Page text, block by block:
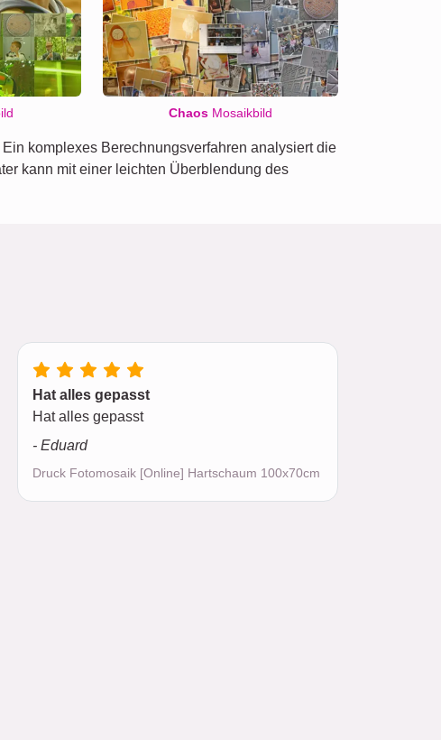
Chaos Mosaikbild
komplexes Berechnungsverfahren analysiert die
kann mit einer leichten Überblendung des
Hat alles gepasst
Hat alles gepasst
- Eduard
Druck Fotomosaik [Online] Hartschaum 100x70cm